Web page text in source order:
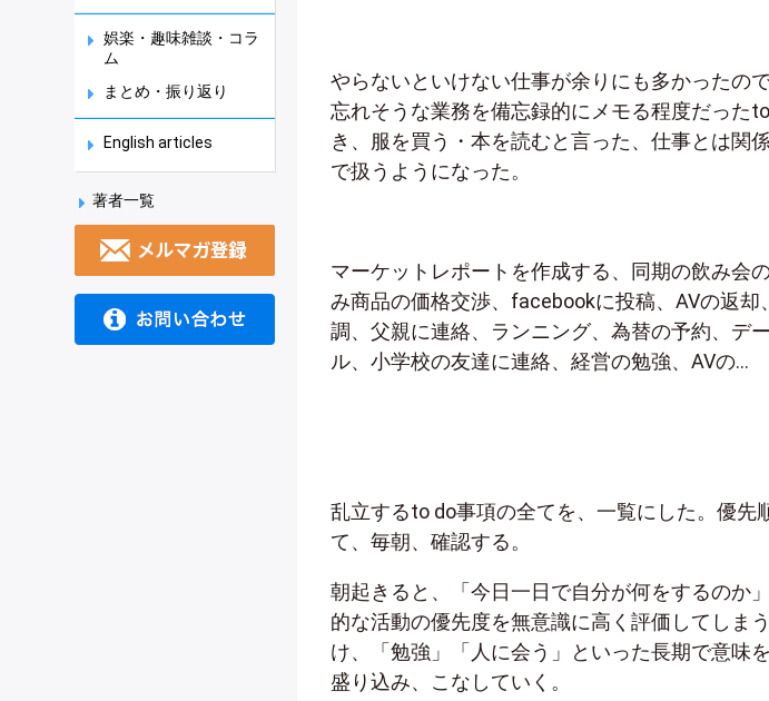
娯楽・趣味雑談・コラ
ム
まとめ・振り返り
English articles
著者一覧
やらないといけない仕事が余りにも多かったの
忘れそうな業務を備忘録的にメモる程度だった
き、服を買う・本を読むと言った、仕事とは関
で扱うようになった。
マーケットレポートを作成する、同期の飲み会
み商品の価格交渉、facebookに投稿、AVの返
調、父親に連絡、ランニング、為替の予約、デ
ル、小学校の友達に連絡、経営の勉強、AVの…
乱立するto do事項の全てを、一覧にした。優先
て、毎朝、確認する。
朝起きると、「今日一日で自分が何をするの
的な活動の優先度を無意識に高く評価してしま
け、「勉強」「人に会う」といった長期で意味
盛り込み、こなしていく。